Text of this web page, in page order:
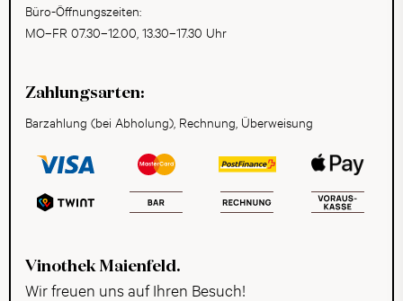
Büro-Öffnungszeiten:
MO–FR 07.30–12.00, 13.30–17.30 Uhr
Zahlungsarten:
Barzahlung (bei Abholung), Rechnung, Überweisung
Vinothek Maienfeld.
Wir freuen uns auf Ihren Besuch!